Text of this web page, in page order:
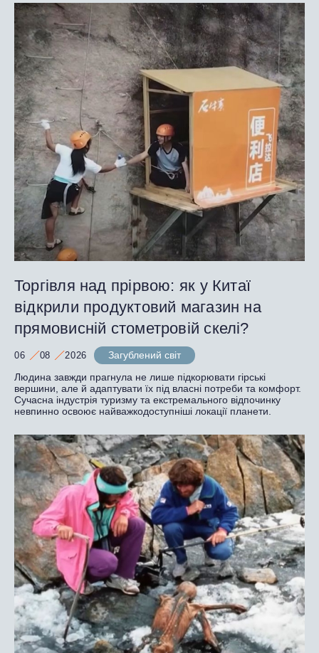
Торгівля над прірвою: як у Китаї
відкрили продуктовий магазин на
прямовисній стометровій скелі?
06 08 2026
Загублений світ
Людина завжди прагнула не лише підкорювати гірські
вершини, але й адаптувати їх під власні потреби та комфорт.
Сучасна індустрія туризму та екстремального відпочинку
невпинно освоює найважкодоступніші локації планети.